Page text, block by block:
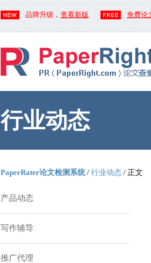
品牌升级， 查看新版 免费论
行业动态
PaperRater论文检测系统/ 行业动态 / 正文
产品动态
写作辅导
推广代理